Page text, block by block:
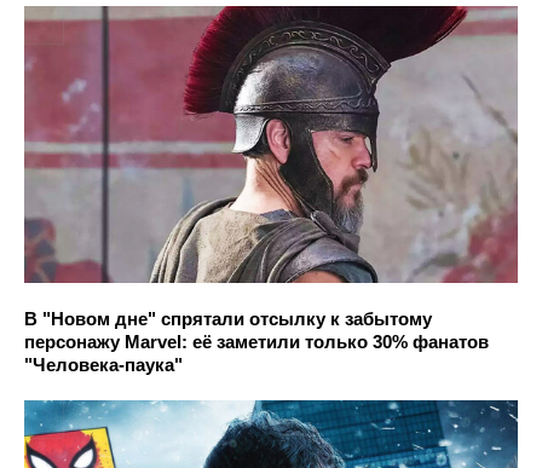
В "Новом дне" спрятали отсылку к забытому
персонажу Marvel: её заметили только 30% фанатов
"Человека-паука"